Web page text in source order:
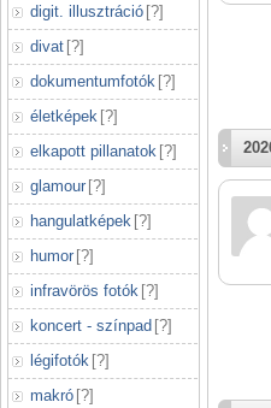
digit. illusztráció [?]
divat [?]
dokumentumfotók [?]
életképek [?]
elkapott pillanatok [?]
glamour [?]
hangulatképek [?]
humor [?]
infravörös fotók [?]
koncert - színpad [?]
légifotók [?]
makró [?]